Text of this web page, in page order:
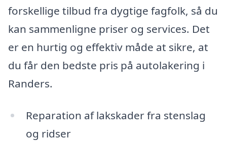
forskellige tilbud fra dygtige fagfolk, så du
kan sammenligne priser og services. Det
er en hurtig og effektiv måde at sikre, at
du får den bedste pris på autolakering i
Randers.
Reparation af lakskader fra stenslag
og ridser